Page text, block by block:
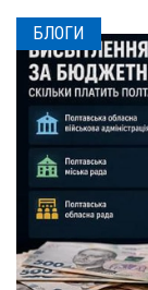
БЛОГИ